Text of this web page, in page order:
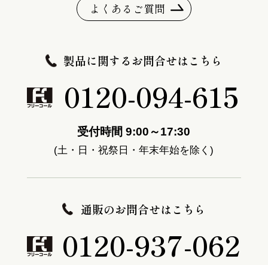
よくあるご質問
製品に関するお問合せはこちら
0120-094-615
受付時間 9:00～17:30
(土・日・祝祭日・年末年始を除く)
通販のお問合せはこちら
0120-937-062